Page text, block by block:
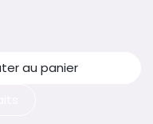
au panier